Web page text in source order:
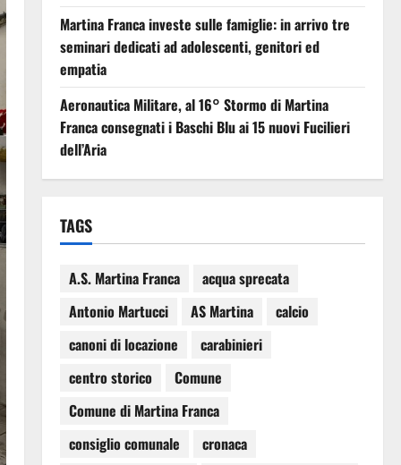
Martina Franca investe sulle famiglie: in arrivo tre
seminari dedicati ad adolescenti, genitori ed
empatia
Aeronautica Militare, al 16° Stormo di Martina
Franca consegnati i Baschi Blu ai 15 nuovi Fucilieri
dell’Aria
TAGS
A.S. Martina Franca
acqua sprecata
Antonio Martucci
AS Martina
calcio
canoni di locazione
carabinieri
centro storico
Comune
Comune di Martina Franca
consiglio comunale
cronaca